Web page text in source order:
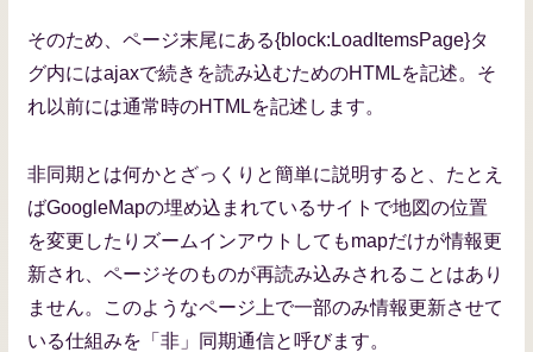
そのため、ページ末尾にある{block:LoadItemsPage}タ
グ内にはajaxで続きを読み込むためのHTMLを記述。そ
れ以前には通常時のHTMLを記述します。
非同期とは何かとざっくりと簡単に説明すると、たとえ
ばGoogleMapの埋め込まれているサイトで地図の位置
を変更したりズームインアウトしてもmapだけが情報更
新され、ページそのものが再読み込みされることはあり
ません。このようなページ上で一部のみ情報更新させて
いる仕組みを「非」同期通信と呼びます。